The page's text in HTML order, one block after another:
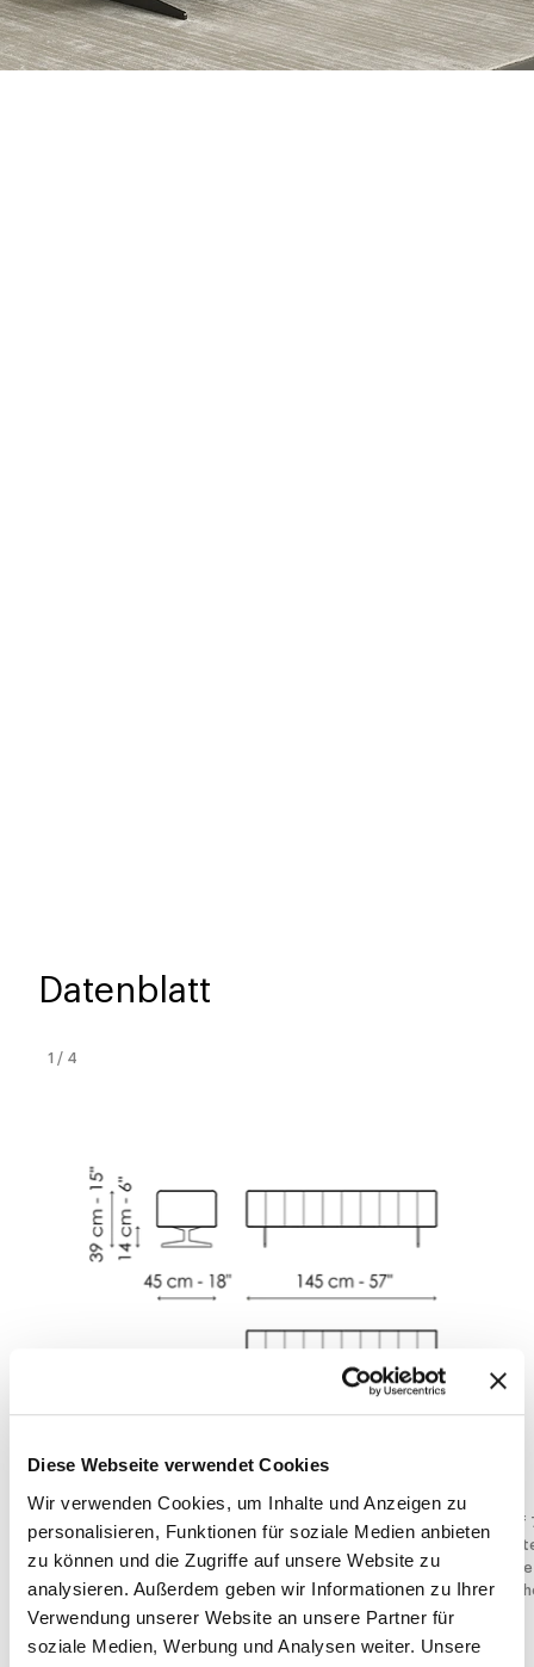
Diese Webseite verwendet Cookies
Wir verwenden Cookies, um Inhalte und Anzeigen zu
personalisieren, Funktionen für soziale Medien anbieten
zu können und die Zugriffe auf unsere Website zu
analysieren. Außerdem geben wir Informationen zu Ihrer
Verwendung unserer Website an unsere Partner für
soziale Medien, Werbung und Analysen weiter. Unsere
Datenblatt
Pouf 145x45
Breite:145cm
Tiefe:45cm
Hoehe: 39cm
1 / 4